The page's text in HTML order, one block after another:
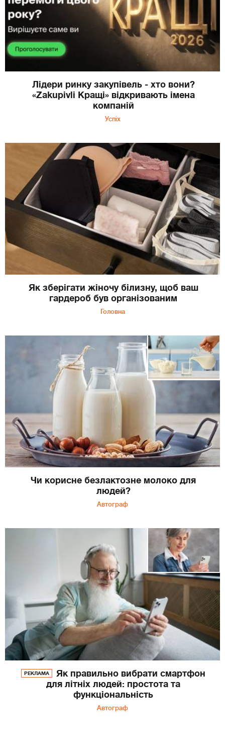
Лідери ринку закупівель - хто вони?
«Zakupivli Кращі» відкривають імена
компаній
Успіх
Як зберігати жіночу білизну, щоб ваш
гардероб був організованим
Головна
Чи корисне безлактозне молоко для
людей?
Автограф
РЕКЛАМА
Як правильно вибрати смартфон
для літніх людей: простота та
функціональність
Автограф